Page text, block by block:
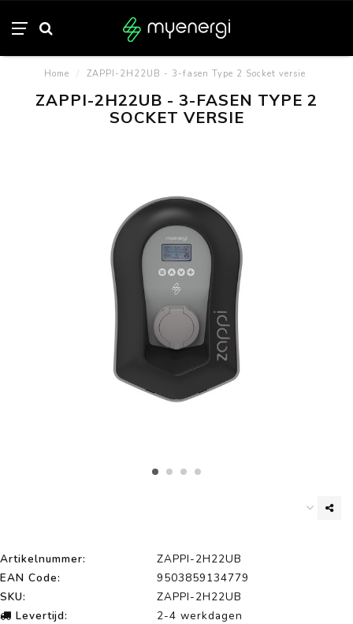
Home / ZAPPI-2H22UB - 3-fasen Type 2 Socket versie
ZAPPI-2H22UB - 3-FASEN TYPE 2
SOCKET VERSIE
Artikelnummer:
ZAPPI-2H22UB
EAN Code:
9503859134779
SKU:
ZAPPI-2H22UB
Levertijd:
2-4 werkdagen